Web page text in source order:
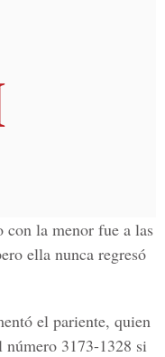
la menor fue a las
ella nunca regresó
el pariente, quien
número 3173-1328 si